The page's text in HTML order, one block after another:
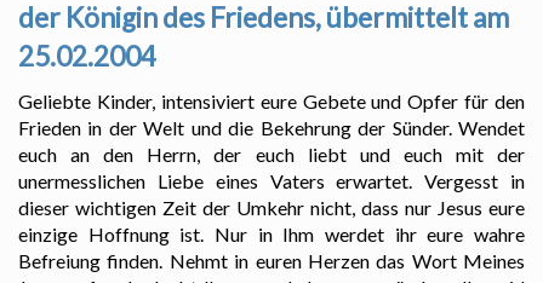
der Königin des Friedens, übermittelt am
25.02.2004
Geliebte Kinder, intensiviert eure Gebete und Opfer für den
Frieden in der Welt und die Bekehrung der Sünder. Wendet
euch an den Herrn, der euch liebt und euch mit der
unermesslichen Liebe eines Vaters erwartet. Vergesst in
dieser wichtigen Zeit der Umkehr nicht, dass nur Jesus eure
einzige Hoffnung ist. Nur in Ihm werdet ihr eure wahre
Befreiung finden. Nehmt in euren Herzen das Wort Meines